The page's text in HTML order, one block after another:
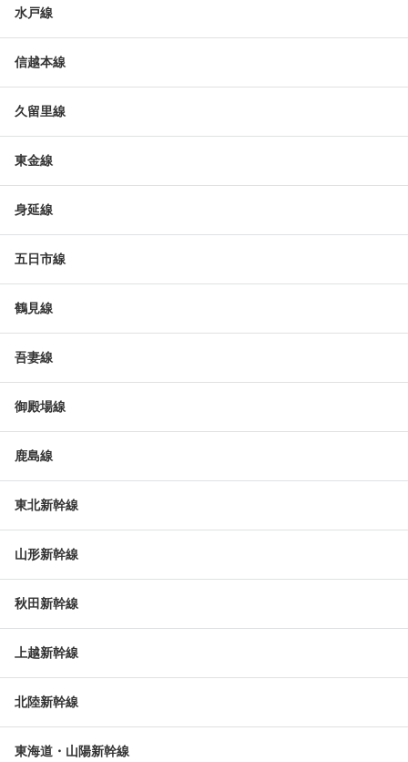
水戸線
信越本線
久留里線
東金線
身延線
五日市線
鶴見線
吾妻線
御殿場線
鹿島線
東北新幹線
山形新幹線
秋田新幹線
上越新幹線
北陸新幹線
東海道・山陽新幹線